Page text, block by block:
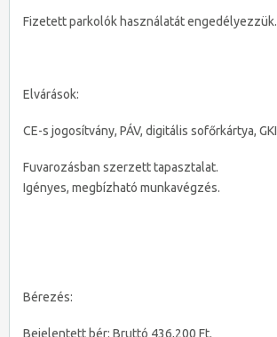
Fizetett parkolók használatát engedélyezzük.
Elvárások:
CE-s jogosítvány, PÁV, digitális sofőrkártya, GKI
Fuvarozásban szerzett tapasztalat.
Igényes, megbízható munkavégzés.
Bérezés:
Bejelentett bér: Bruttó 436,200 Ft.